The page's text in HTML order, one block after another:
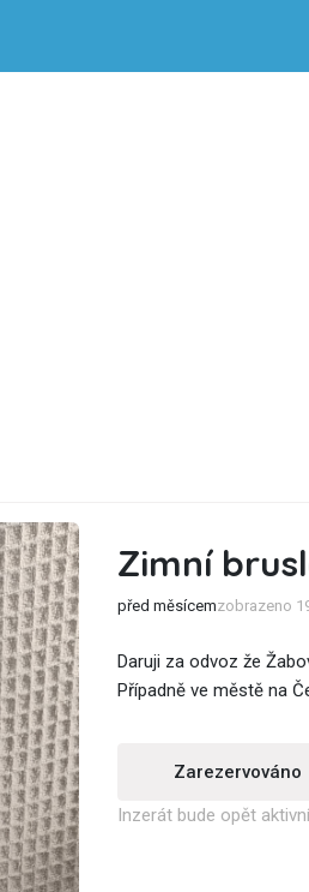
Zimní
před měsícemzobrazeno
Daruji za odvoz že
Případně ve městě na
Zarezervováno
Inzerát bude opět aktivní